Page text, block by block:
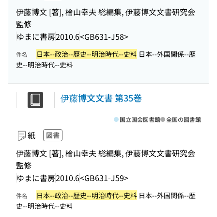
伊藤博文 [著], 檜山幸夫 総編集, 伊藤博文文書研究会
監修
ゆまに書房2010.6<GB631-J58>
件名 日本--政治--歴史--明治時代--史料 日本--外国関係--歴
史--明治時代--史料
伊藤博文文書 第35巻
紙 図書
伊藤博文 [著], 檜山幸夫 総編集, 伊藤博文文書研究会
監修
ゆまに書房2010.6<GB631-J59>
国立国会図書館 全国の図書館
件名 日本--政治--歴史--明治時代--史料 日本--外国関係--歴
史--明治時代--史料